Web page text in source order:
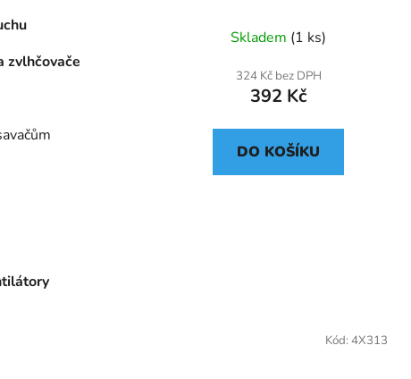
zvlhčovače
Skladem (1 ks)
324 Kč bez DPH
392 Kč
DO KOŠÍKU
Kód: 4X313